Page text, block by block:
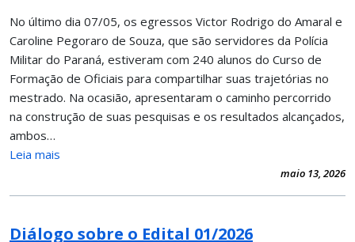
No último dia 07/05, os egressos Victor Rodrigo do Amaral e
Caroline Pegoraro de Souza, que são servidores da Polícia
Militar do Paraná, estiveram com 240 alunos do Curso de
Formação de Oficiais para compartilhar suas trajetórias no
mestrado. Na ocasião, apresentaram o caminho percorrido
na construção de suas pesquisas e os resultados alcançados,
ambos…
Leia mais
maio 13, 2026
Diálogo sobre o Edital 01/2026